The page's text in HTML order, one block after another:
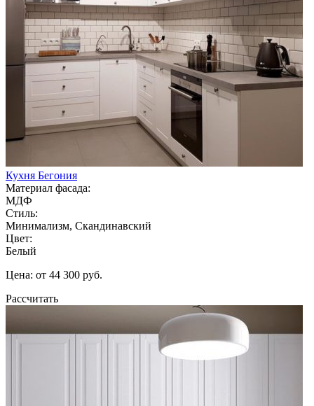
Кухня Бегония
Материал фасада:
МДФ
Стиль:
Минимализм, Скандинавский
Цвет:
Белый
Цена: от 44 300 руб.
Рассчитать